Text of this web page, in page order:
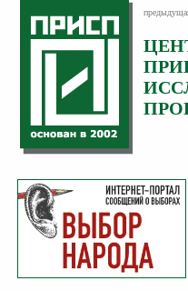
Категория:
Аналитика